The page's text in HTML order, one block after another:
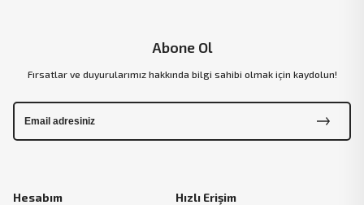
Hesabım Hızlı Erişim
Abone Ol
Fırsatlar ve duyurularımız hakkında bilgi sahibi olmak için kaydolun!